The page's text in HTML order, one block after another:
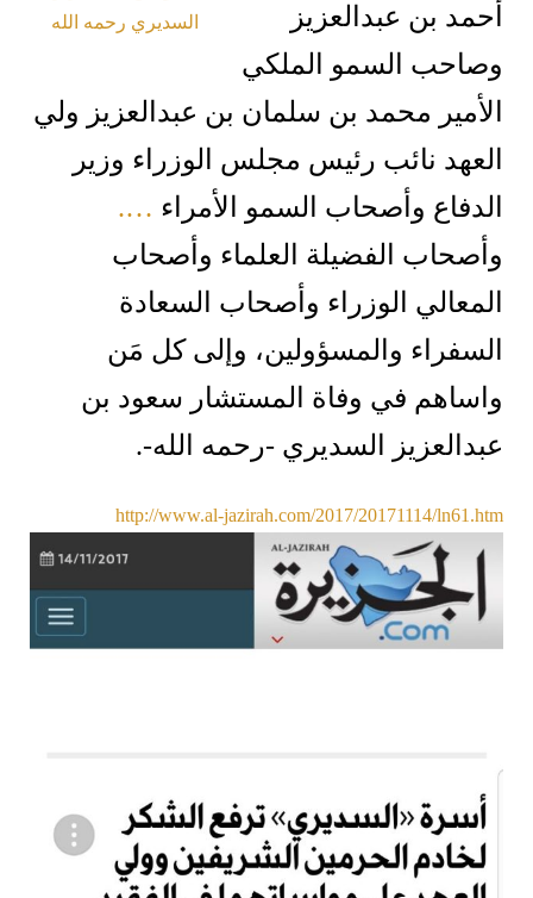
السديري رحمه الله
أحمد بن عبدالعزيز
وصاحب السمو الملكي
الأمير محمد بن سلمان بن عبدالعزيز ولي
العهد نائب رئيس مجلس الوزراء وزير
الدفاع وأصحاب السمو الأمراء ….
وأصحاب الفضيلة العلماء وأصحاب
المعالي الوزراء وأصحاب السعادة
السفراء والمسؤولين، وإلى كل مَن
واساهم في وفاة المستشار سعود بن
عبدالعزيز السديري -رحمه الله-.
http://www.al-jazirah.com/2017/20171114/ln61.htm